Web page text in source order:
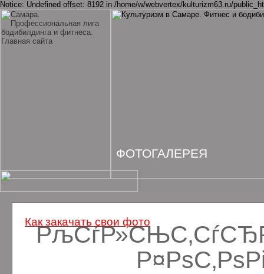
Notice: Undefined offset: 8192 in /home/w/webvertex/kulturizm63.ru/
ФОТОГАЛЕРЕЯ
Как закачать свои фото